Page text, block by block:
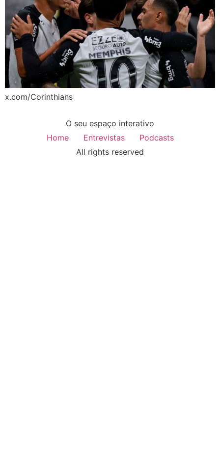
x.com/Corinthians
O seu espaço interativo
Home
Entrevistas
Podcasts
All rights reserved